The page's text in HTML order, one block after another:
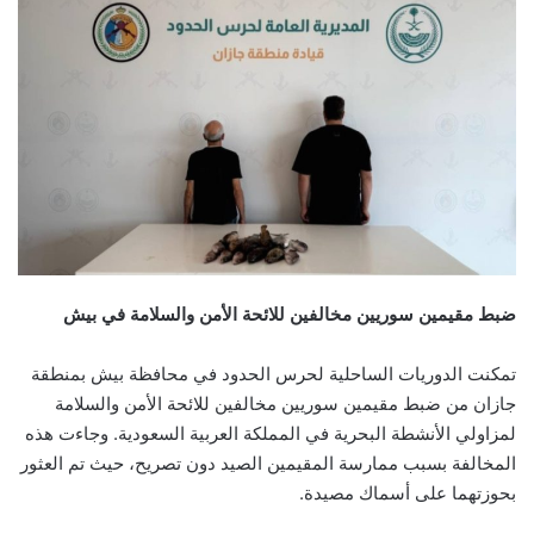
ضبط مقيمين سوريين مخالفين للائحة الأمن والسلامة في بيش
تمكنت الدوريات الساحلية لحرس الحدود في محافظة بيش بمنطقة
جازان من ضبط مقيمين سوريين مخالفين للائحة الأمن والسلامة
لمزاولي الأنشطة البحرية في المملكة العربية السعودية. وجاءت هذه
المخالفة بسبب ممارسة المقيمين الصيد دون تصريح، حيث تم العثور
بحوزتهما على أسماك مصيدة.